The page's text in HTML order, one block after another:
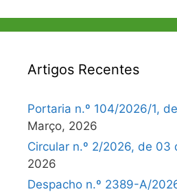
Artigos Recentes
Portaria n.º 104/2026/1,
Março, 2026
Circular n.º 2/2026, de 03
2026
Despacho n.º 2389-A/